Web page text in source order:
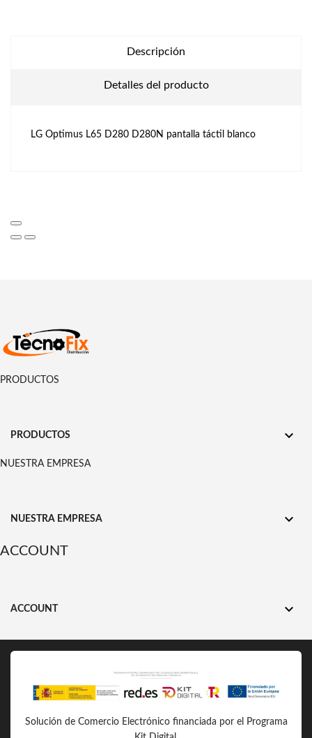
Descripción
Detalles del producto
LG Optimus L65 D280 D280N pantalla táctil blanco
PRODUCTOS
PRODUCTOS 
NUESTRA EMPRESA
NUESTRA EMPRESA 
ACCOUNT
ACCOUNT 
Solución de Comercio Electrónico financiada por el Programa